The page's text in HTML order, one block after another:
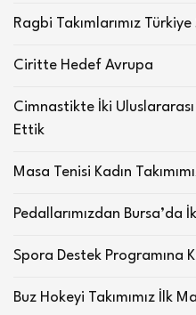
Ragbi Takımlarımız
Ciritte Hedef Avrupa
Cimnastikte İki
Ettik
Masa Tenisi Kadın
Pedallarımızdan Bursa’da
Spora Destek Programına
Buz Hokeyi Takımımız İlk